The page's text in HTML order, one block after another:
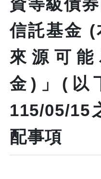
信託基金 (
來源可
金)」(以
115/05/15
配事項